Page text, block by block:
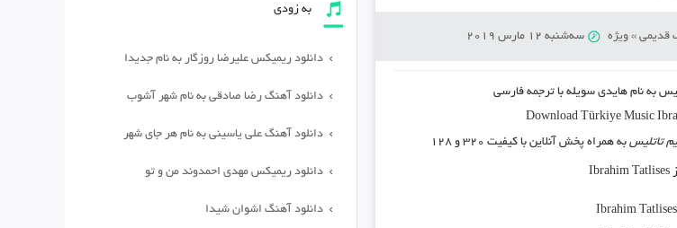
قدیمی» ویژه سه‌شنبه 12 مارس 2019
به نام هایدی سویله با ترجمه فارسی
Download Türkiye Music
تاتلیسبه همراه پخش آنلاین با کیفیت ۳۲۰ و ۱۲۸
به زودی
دانلود ریمیکس علیرضا روزگار به نام جدیدا
دانلود آهنگ رضا صادقی به نام شهر آشوب
دانلود آهنگ علی یاسینی به نام هر جای شهر
دانلود ریمیکس مهدی احمدوند من و تو
دانلود آهنگ اشوان شیدا